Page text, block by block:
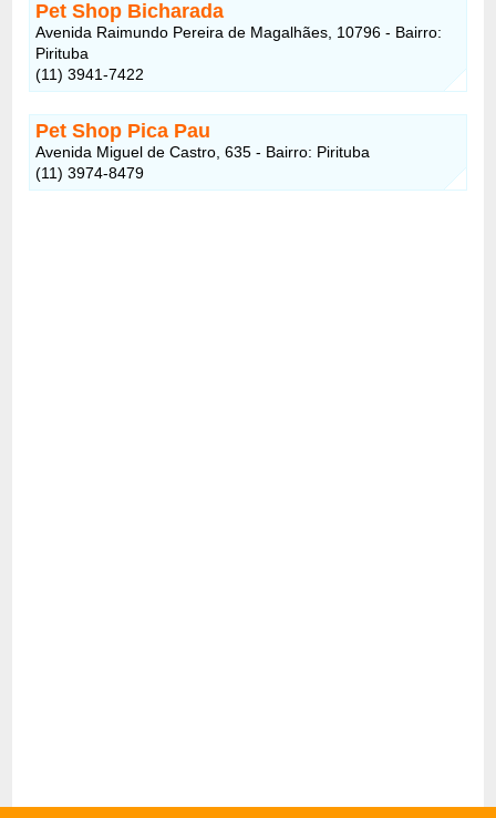
Pet Shop Bicharada
Avenida Raimundo Pereira de Magalhães, 10796 - Bairro:
Pirituba
(11) 3941-7422
Pet Shop Pica Pau
Avenida Miguel de Castro, 635 - Bairro: Pirituba
(11) 3974-8479